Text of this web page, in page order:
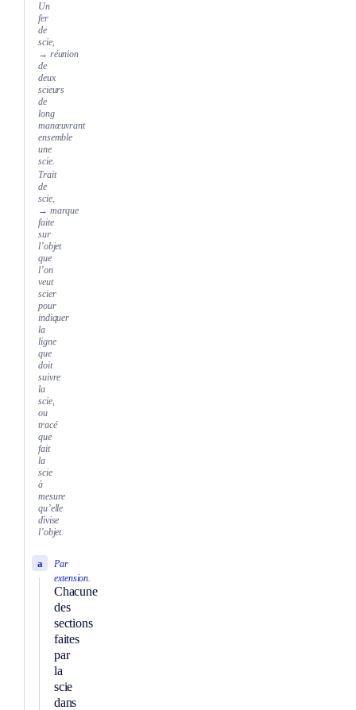
Un
fer
de
scie,
→ réunion
de
deux
scieurs
de
long
manœuvrant
ensemble
une
scie.
Trait
de
scie,
→ marque
faite
sur
l’objet
que
l’on
veut
scier
pour
indiquer
la
ligne
que
doit
suivre
la
scie,
ou
tracé
que
fait
la
scie
à
mesure
qu’elle
divise
l’objet.
Par
extension.
Chacune
des
sections
faites
par
la
scie
dans
a